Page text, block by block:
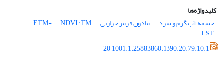
کلیدواژه‌ها
چشمه آب گرم و سرد
مادون قرمز حرارتی TM؛ ETM+ NDVI
LST
20.1001.1.25883860.1390.20.79.10.1